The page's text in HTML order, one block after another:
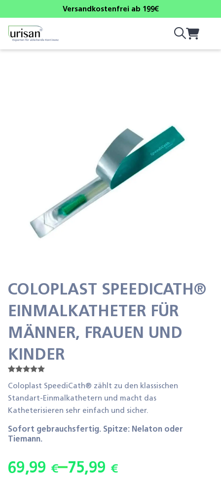
Versandkostenfrei ab 199€
COLOPLAST SPEEDICATH®
EINMALKATHETER FÜR
MÄNNER, FRAUEN UND
KINDER
mit5.00
von 5,
basierend
auf
Kundenbe
Coloplast SpeediCath® zählt zu den klassischen
Standart-Einmalkathetern und macht das
Katheterisieren sehr einfach und sicher.
Sofort gebrauchsfertig. Spitze: Nelaton oder
Tiemann.
69,99 €–75,99 €